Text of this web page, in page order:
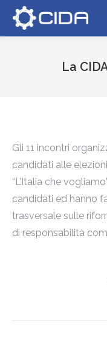
La
Gli 11 incontri
candidati alle
“L’Italia che
candidati ed hanno
trasversale sulle
di responsabilità